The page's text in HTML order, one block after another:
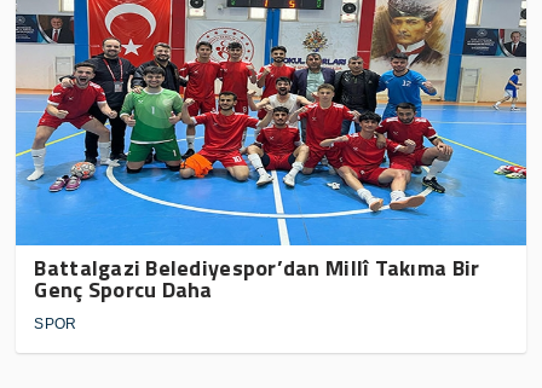
Battalgazi Belediyespor’dan Millî Takıma Bir
Genç Sporcu Daha
SPOR